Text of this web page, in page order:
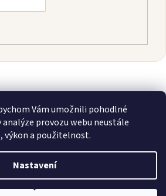
Vám umožnili pohodlné
provozu webu neustále
výkon a použitelnost.
Nastavení
Shoptet
. Všechna práva vyhrazena.Upravit